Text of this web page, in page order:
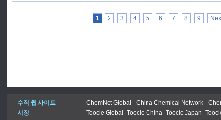
1 2 3 4 5 6 7 8 9
수직 웹 사이트 ChemNet Global - China Chemical Network -
시장
Toocle Global - Toocle China- Toocle Japan-